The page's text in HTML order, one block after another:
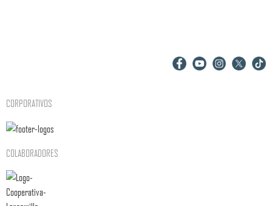
CORPORATIVOS
COLABORADORES